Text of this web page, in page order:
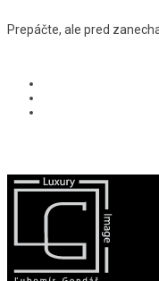
Prepáčte, ale pred